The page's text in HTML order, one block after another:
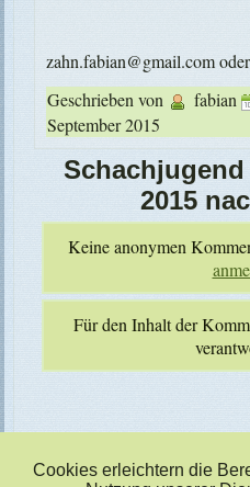
zahn.fabian@gmail.com
Geschrieben von
fabian
September 2015
2015
Keine anonymen
Für den Inhalt der
Cookies erleichtern die